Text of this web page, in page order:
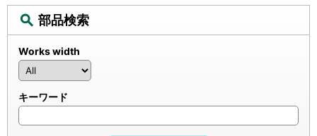
部品検索
Works width
キーワード